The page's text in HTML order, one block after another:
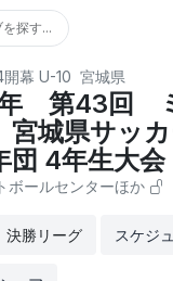
探す...
幕 U-10 宮城県
第43回
城県サッ
団 4年生大会
ボールセンターほか
決勝リーグ スケジ